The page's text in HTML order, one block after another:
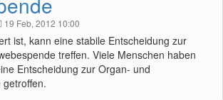
19 Feb, 2012 10:00
ist, kann eine stabile Entscheidung zur
treffen. Viele Menschen haben
Entscheidung zur Organ- und